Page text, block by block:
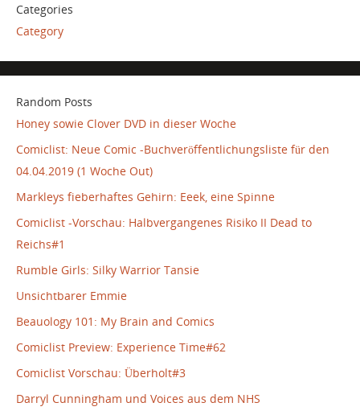
Categories
Category
Random Posts
Honey sowie Clover DVD in dieser Woche
Comiclist: Neue Comic -Buchveröffentlichungsliste für den
04.04.2019 (1 Woche Out)
Markleys fieberhaftes Gehirn: Eeek, eine Spinne
Comiclist -Vorschau: Halbvergangenes Risiko II Dead to
Reichs#1
Rumble Girls: Silky Warrior Tansie
Unsichtbarer Emmie
Beauology 101: My Brain and Comics
Comiclist Preview: Experience Time#62
Comiclist Vorschau: Überholt#3
Darryl Cunningham und Voices aus dem NHS